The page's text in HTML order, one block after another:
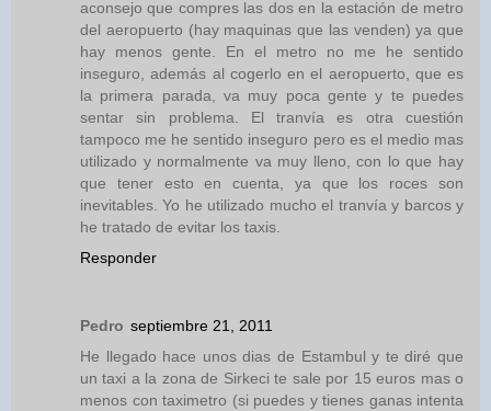
aconsejo que compres las dos en la estación de metro
del aeropuerto (hay maquinas que las venden) ya que
hay menos gente. En el metro no me he sentido
inseguro, además al cogerlo en el aeropuerto, que es
la primera parada, va muy poca gente y te puedes
sentar sin problema. El tranvía es otra cuestión
tampoco me he sentido inseguro pero es el medio mas
utilizado y normalmente va muy lleno, con lo que hay
que tener esto en cuenta, ya que los roces son
inevitables. Yo he utilizado mucho el tranvía y barcos y
he tratado de evitar los taxis.
Responder
Pedro septiembre 21, 2011
He llegado hace unos dias de Estambul y te diré que
un taxi a la zona de Sirkeci te sale por 15 euros mas o
menos con taximetro (si puedes y tienes ganas intenta